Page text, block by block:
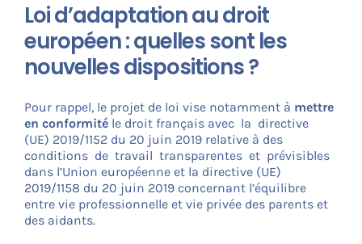
Loi d’adaptation au droit
européen : quelles sont les
nouvelles dispositions ?
Pour rappel, le projet de loi vise notamment à mettre
en conformité le droit français avec la directive
(UE) 2019/1152 du 20 juin 2019 relative à des
conditions de travail transparentes et prévisibles
dans l’Union européenne et la directive (UE)
2019/1158 du 20 juin 2019 concernant l’équilibre
entre vie professionnelle et vie privée des parents et
des aidants.